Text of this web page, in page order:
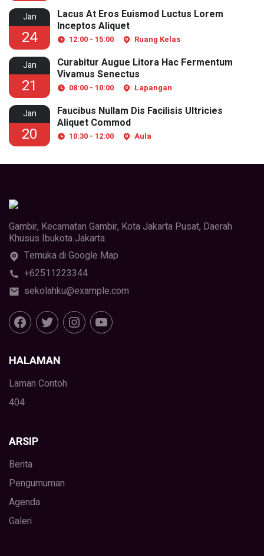
Jan
24
Lacus At Eros Euismod Luctus Lorem
Inceptos Aliquet
12:00 - 15:00 Ruang Kelas
Jan
21
Curabitur Augue Litora Hac Fermentum
Vivamus Senectus
08:00 - 10:00 Lapangan
Jan
20
Faucibus Nullam Dis Facilisis Ultricies
Aliquet Commod
10:30 - 12:00 Aula
Gambir, Kecamatan Gambir, Kota Jakarta Pusat, Daerah
Khusus Ibukota Jakarta
Temuka di Google Map
+62511223344
sekolahku@example.com
HALAMAN
Laman Contoh
404
ARSIP
Berita
Pengumuman
Agenda
Galeri